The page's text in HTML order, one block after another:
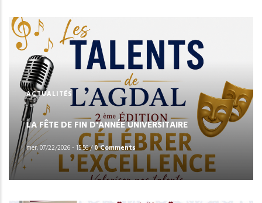
ACTUALITÉS
LA FÊTE DE FIN D'ANNÉE UNIVERSITAIRE
mer, 07/22/2026 - 15:56/0 Comments